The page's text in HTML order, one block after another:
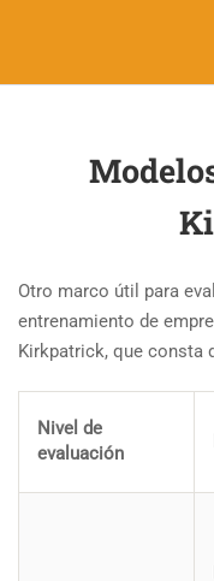
SESIÓN 2:
Objetivos
3.2Evaluación
sumativa
Otro marco útil para
entrenamiento de
Kirkpatrick, que consta
Nivel de
evaluación